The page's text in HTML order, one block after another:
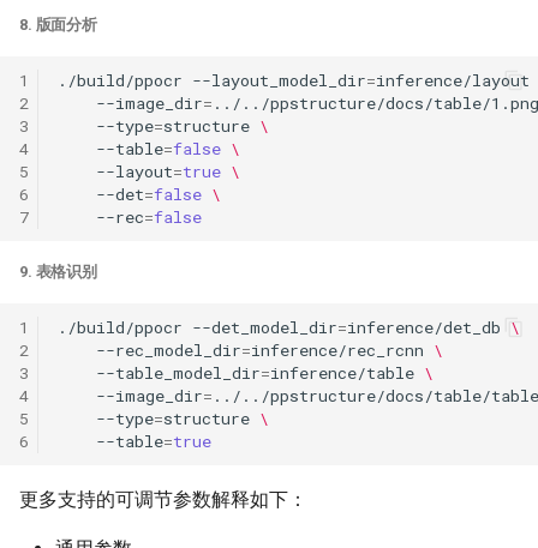
8. 版面分析
1
2
3
4
5
6
7
./build/ppocr --layout_model_dir=inference/layout
--image_dir= ../../ppstructure/docs/table/1.png
--type=structure \
--table=false \
--layout=true \
--det=false \
--rec=false
9. 表格识别
1
2
3
4
5
6
./build/ppocr --det_model_dir=inference/det_db \
--rec_model_dir=inference/rec_rcnn \
--table_model_dir=inference/table \
--image_dir= ../../ppstructure/docs/table/
--type=structure \
--table=true
更多支持的可调节参数解释如下：